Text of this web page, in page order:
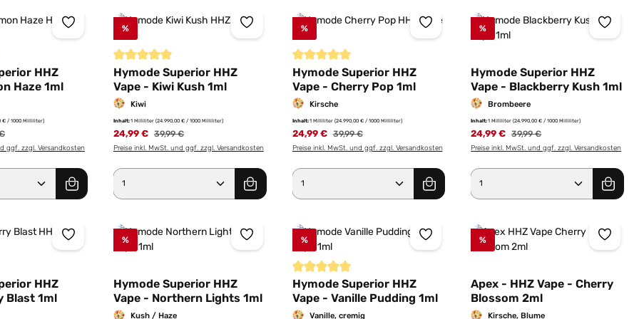
Bewertung von 5 von 5 Sternen
HHZ
Haze 1ml
€ / 1000 Milliliter)
Preis:
ggf. zzgl. Versandkosten
Gib den gewünschten Wert ein oder benutze die Schaltflächen um die
%
Durchschnittliche Bewertung von 5 von 5 Sternen
Hymode Superior HHZ
Vape - Kiwi Kush 1ml
Kiwi
Inhalt:1 Milliliter (24.990,00 € / 1000 Milliliter)
24,99 € Regulärer Preis:
39,99 €
Preise inkl. MwSt. und ggf. zzgl. Versandkosten
Produkt Anzahl: Gib den gewünschten Wert ein oder benutze die
%
Durchschnittliche Bewertung von 5 von 5 Sternen
Hymode Superior HHZ
Vape - Cherry Pop 1ml
Kirsche
Inhalt:1 Milliliter (24.990,00 € / 1000 Milliliter)
24,99 € Regulärer Preis:
39,99 €
Preise inkl. MwSt. und ggf. zzgl. Versandkosten
Produkt Anzahl: Gib den gewünschten
%
Hymode Superior HHZ
Vape - Blackberry Kush 1ml
Brombeere
Inhalt:1 Milliliter(24.990,00 € / 1000 Milliliter)
24,99 € Regulärer Preis:
39,99 €
Preise inkl. MwSt. und ggf. zzgl. Versandkosten
Produkt Anzahl: Gib
HHZ
Blast 1ml
%
Hymode Superior HHZ
Vape - Northern Lights 1ml
Kush / Haze
%
Durchschnittliche Bewertung von 5 von 5 Sternen
Hymode Superior HHZ
Vape - Vanille Pudding 1ml
Vanille, cremig
%
Apex - HHZ Vape - Cherry
Blossom 2ml
Kirsche, Blume